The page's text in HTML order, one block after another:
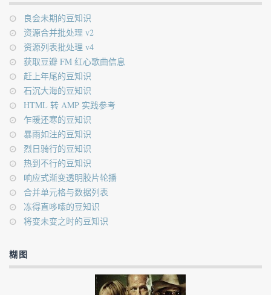
良会未期的豆知识
资源合并批处理 v2
资源列表批处理 v4
获取豆瓣 FM 红心歌曲信息
赶上年尾的豆知识
石沉大海的豆知识
HTML 转 AMP 实践参考
乍暖还寒的豆知识
暴雨如注的豆知识
烈日骑行的豆知识
热到不行的豆知识
响应式渐变透明胶片轮播
合并单元格与数据列表
冻得直哆嗦的豆知识
将变未变之时的豆知识
糊图